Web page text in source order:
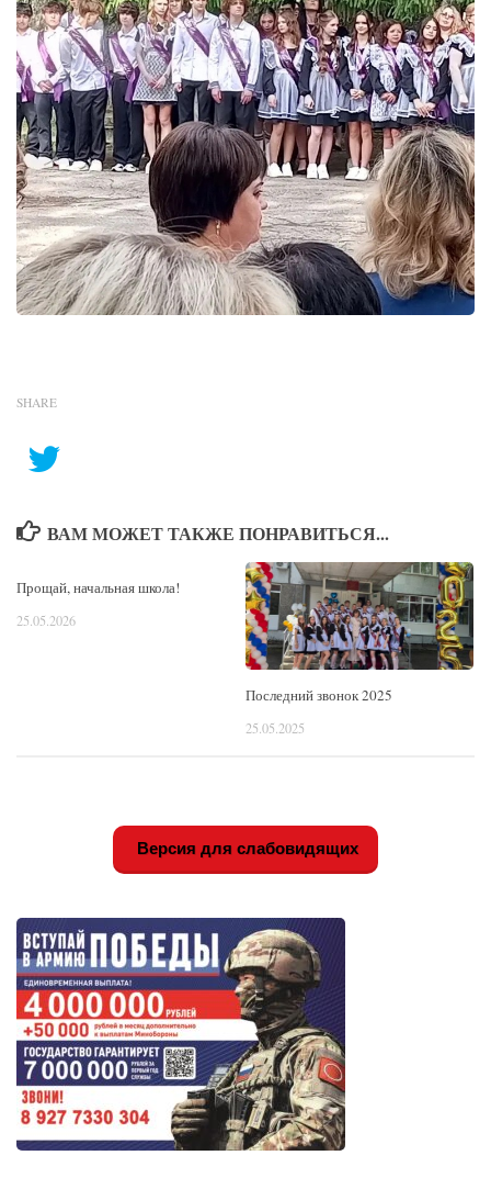
SHARE
ВАМ МОЖЕТ ТАКЖЕ ПОНРАВИТЬСЯ...
Прощай, начальная школа!
25.05.2026
Последний звонок 2025
25.05.2025
Версия для слабовидящих